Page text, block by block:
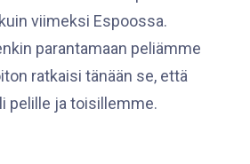
viimeksi Espoossa.
parantamaan peliämme
ratkaisi tänään se, että
pelille ja toisillemme.